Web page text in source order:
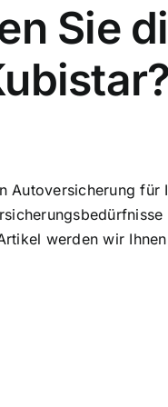
Sie
Autoversicherung
werden wir